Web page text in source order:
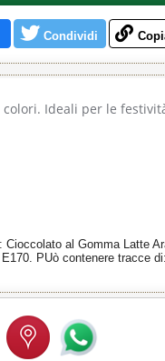
Condividi
Ideali per le
al Gomma Latte
PUò contenere tracce